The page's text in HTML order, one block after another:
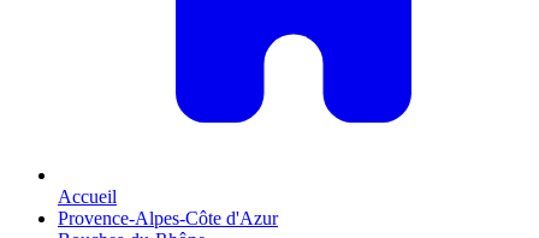
Accueil
Provence-Alpes-Côte d'Azur